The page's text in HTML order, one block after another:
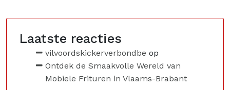
Laatste reacties
vilvoordskickerverbondbe op
Ontdek de Smaakvolle Wereld van
Mobiele Frituren in Vlaams-Brabant